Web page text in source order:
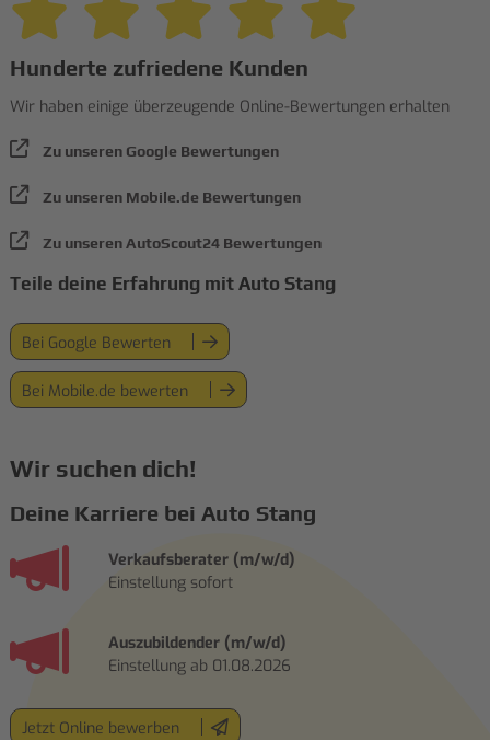
Hunderte zufriedene Kunden
Wir haben einige überzeugende Online-Bewertungen erhalten
Zu unseren Google Bewertungen
Zu unseren Mobile.de Bewertungen
Zu unseren AutoScout24 Bewertungen
Teile deine Erfahrung mit Auto Stang
Bei Google Bewerten
Bei Mobile.de bewerten
Wir suchen dich!
Deine Karriere bei Auto Stang
Verkaufsberater (m/w/d)
Einstellung sofort
Auszubildender (m/w/d)
Einstellung ab 01.08.2026
Jetzt Online bewerben